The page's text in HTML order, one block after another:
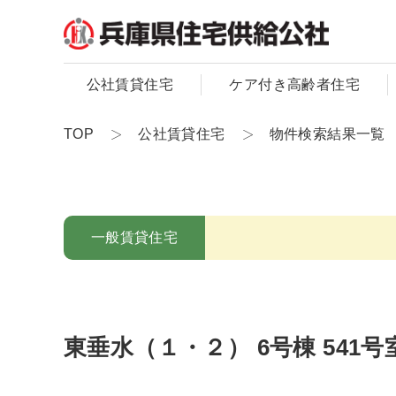
公社賃貸住宅 ケア付き高齢者住宅
TOP 公社賃貸住宅 物件検索結果一覧
一般賃貸住宅
東垂水（１・２） 6号棟 541号